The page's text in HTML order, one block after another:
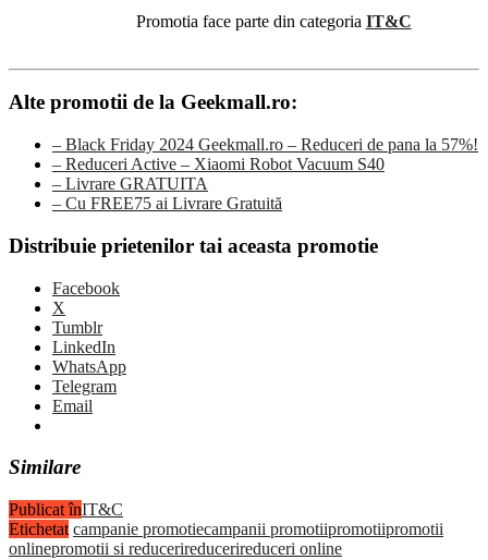
Promotia face parte din categoria IT&C
Alte promotii de la Geekmall.ro:
– Black Friday 2024 Geekmall.ro – Reduceri de pana la 57%!
– Reduceri Active – Xiaomi Robot Vacuum S40
– Livrare GRATUITA
– Cu FREE75 ai Livrare Gratuită
Distribuie prietenilor tai aceasta promotie
Facebook
X
Tumblr
LinkedIn
WhatsApp
Telegram
Email
Similare
Publicat înIT&C
Etichetat campanie promotiecampanii promotiipromotiipromotii
onlinepromotii si reducerireducerireduceri online